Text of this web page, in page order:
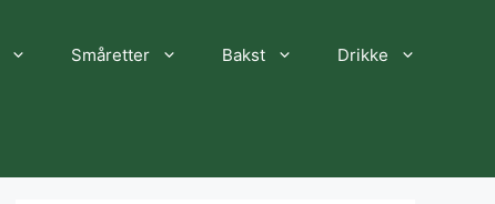
Småretter Bakst Drikke